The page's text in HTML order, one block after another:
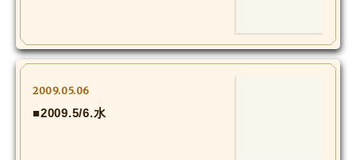
2009.05.06
■2009.5/6.水
Monostagram
DOWNLOAD